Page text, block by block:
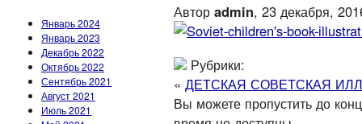
Январь 2024
Январь 2023
Декабрь 2022
Октябрь 2022
Сентябрь 2021
Август 2021
Июль 2021
Автор admin, 23 декабря,
Рубрики:
« ДЕТСКАЯ СОВЕТСКАЯ
Вы можете пропустить до